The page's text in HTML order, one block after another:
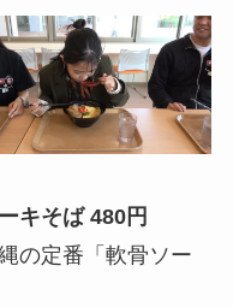
キそば 480円
の定番「軟骨ソー